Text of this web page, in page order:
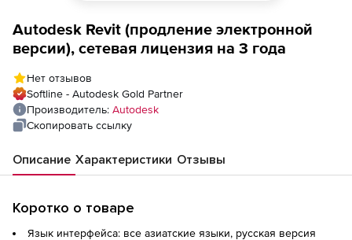
Autodesk Revit (продление электронной
версии), сетевая лицензия на 3 года
Нет отзывов
Softline - Autodesk Gold Partner
Производитель: Autodesk
Скопировать ссылку
Описание Характеристики Отзывы
Коротко о товаре
Язык интерфейса: все азиатские языки, русская версия